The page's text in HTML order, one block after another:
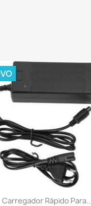
Vista rápida
Carregador Rápido